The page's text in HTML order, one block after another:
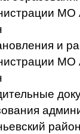
МО
и
МО
район